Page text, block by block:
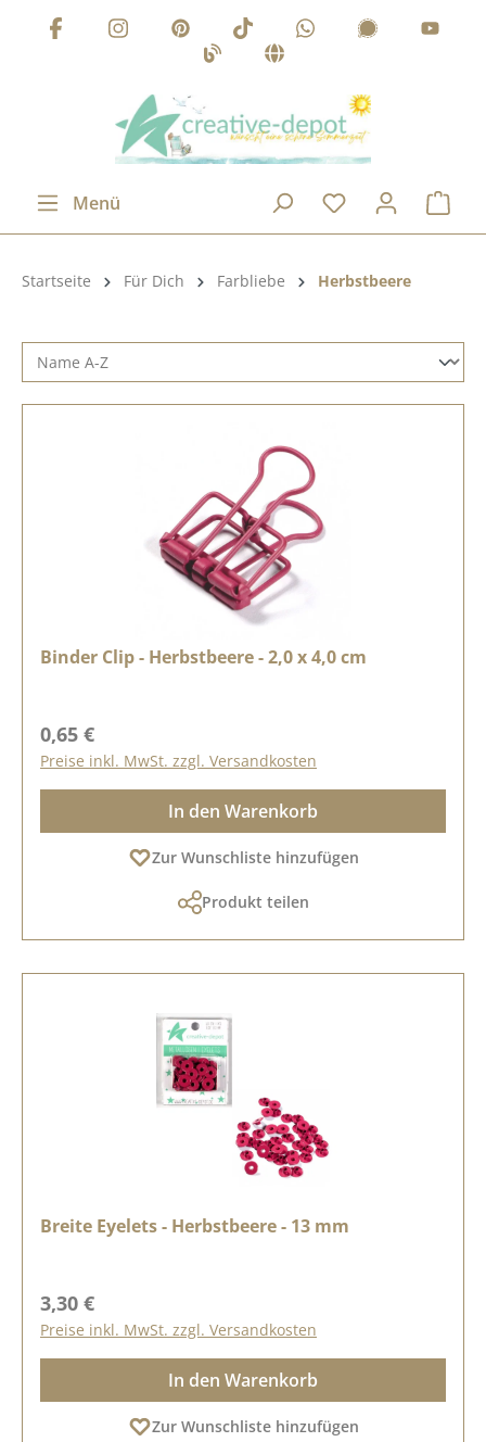
Zum Hauptinhalt springen
Menü
Produktkategorie:
Startseite Für Dich Farbliebe Herbstbeere
Binder Clip - Herbstbeere - 2,0 x 4,0 cm
Regulärer Preis:
0,65 €
Preise inkl. MwSt. zzgl. Versandkosten
In den Warenkorb
Zur Wunschliste hinzufügen
Produkt teilen
Breite Eyelets - Herbstbeere - 13 mm
Regulärer Preis:
3,30 €
Preise inkl. MwSt. zzgl. Versandkosten
In den Warenkorb
Zur Wunschliste hinzufügen